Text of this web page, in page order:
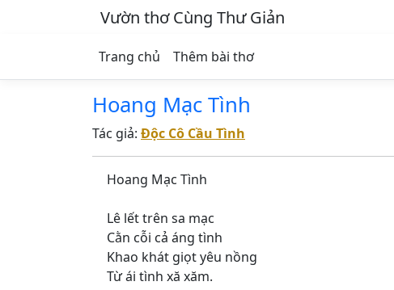
Vườn thơ Cùng Thư Giản
Trang chủ Thêm bài thơ
Hoang Mạc Tình
Tác giả: Độc Cô Cầu Tình
Hoang Mạc Tình
Lê lết trên sa mạc
Cằn cỗi cả áng tình
Khao khát giọt yêu nồng
Từ ái tình xă xăm.